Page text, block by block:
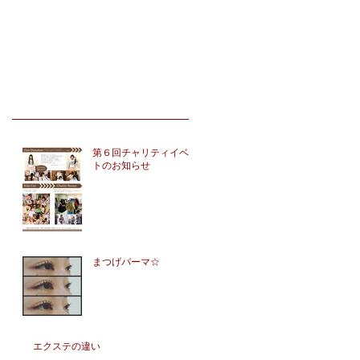
第６回チャリティイベン
トのお知らせ
まつげパーマ☆
エクステの違い